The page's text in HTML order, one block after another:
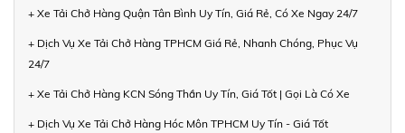
+ Xe Tải Chở Hàng Quận Tân Bình Uy Tín, Giá Rẻ, Có Xe Ngay 24/7
+ Dịch Vụ Xe Tải Chở Hàng TPHCM Giá Rẻ, Nhanh Chóng, Phục Vụ
24/7
+ Xe Tải Chở Hàng KCN Sóng Thần Uy Tín, Giá Tốt | Gọi Là Có Xe
+ Dịch Vụ Xe Tải Chở Hàng Hóc Môn TPHCM Uy Tín - Giá Tốt